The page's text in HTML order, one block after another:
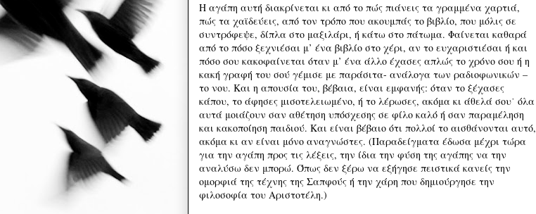
Η αγάπη αυτή διακρίνεται κι από το πώς πιάνεις τα γραμμένα χαρτιά,
πώς τα χαϊδεύεις, από τον τρόπο που ακουμπάς το βιβλίο, που μόλις σε
συντρόφεψε, δίπλα στο μαξιλάρι, ή κάτω στο πάτωμα. Φαίνεται καθαρά
από το πόσο ξεχνιέσαι μ’ ένα βιβλίο στο χέρι, αν το ευχαριστιέσαι ή και
πόσο σου κακοφαίνεται όταν μ’ ένα άλλο έχασες απλώς το χρόνο σου ή η
κακή γραφή του σού γέμισε με παράσιτα- ανάλογα των ραδιοφωνικών –
το νου. Και η απουσία του, βέβαια, είναι εμφανής: όταν το ξέχασες
κάπου, το άφησες μισοτελειωμένο, ή το λέρωσες, ακόμα κι άθελά σου˙ όλα
αυτά μοιάζουν σαν αθέτηση υπόσχεσης σε φίλο καλό ή σαν παραμέληση
και κακοποίηση παιδιού. Και είναι βέβαιο ότι πολλοί το αισθάνονται αυτό,
ακόμα κι αν είναι μόνο αναγνώστες. (Παραδείγματα έδωσα μέχρι τώρα
για την αγάπη προς τις λέξεις, την ίδια την φύση της αγάπης να την
αναλύσω δεν μπορώ. Όπως δεν ξέρω να εξήγησε πειστικά κανείς την
ομορφιά της τέχνης της Σαπφούς ή την χάρη που δημιούργησε την
φιλοσοφία του Αριστοτέλη.)